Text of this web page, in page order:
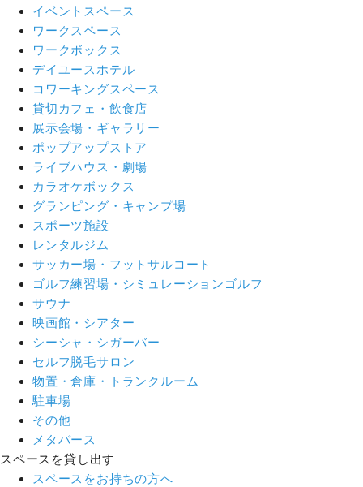
イベントスペース
ワークスペース
ワークボックス
デイユースホテル
コワーキングスペース
貸切カフェ・飲食店
展示会場・ギャラリー
ポップアップストア
ライブハウス・劇場
カラオケボックス
グランピング・キャンプ場
スポーツ施設
レンタルジム
サッカー場・フットサルコート
ゴルフ練習場・シミュレーションゴルフ
サウナ
映画館・シアター
シーシャ・シガーバー
セルフ脱毛サロン
物置・倉庫・トランクルーム
駐車場
その他
メタバース
スペースを貸し出す
スペースをお持ちの方へ